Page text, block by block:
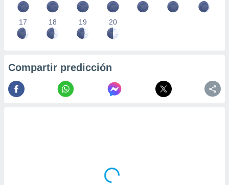
17 18 19 20
Compartir predicción